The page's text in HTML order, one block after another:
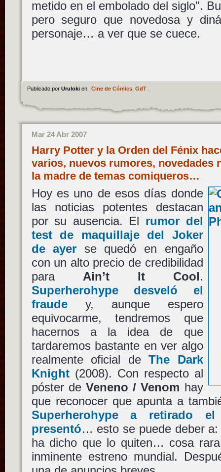
metido en el embolado del siglo".
pero seguro que novedosa y
personaje… a ver que se cuece.
Publicado por Uruloki en Cine de Cómics, GdT.
Mar 24 Abr 2007
Harry Potter y la Orden del Fénix
varios, nuevos rumores, novedades
la madre de temas comiqueros…
Hoy es uno de esos días donde
las noticias potentes destacan
por su ausencia. El rumor del
test de maquillaje del Joker
de ayer se quedó en engaño
con un alto precio de credibilidad
para Ain’t It Cool.
Superherohype desveló el
fraudey, aunque espero
equivocarme, tendremos que
hacernos a la idea de que
tardaremos bastante en ver algo
realmente oficial deThe Dark
Knight(2008). Con respecto al
póster de Veneno / Venom hay
que reconocer que apunta a
Superherohype a retirado
presentó… esto se puede deber
ha dicho que lo quiten… cosa
inminente estreno mundial.